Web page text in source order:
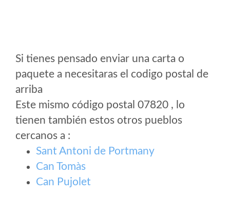
Si tienes pensado enviar una carta o
paquete a necesitaras el codigo postal de
arriba
Este mismo código postal 07820 , lo
tienen también estos otros pueblos
cercanos a :
Sant Antoni de Portmany
Can Tomàs
Can Pujolet